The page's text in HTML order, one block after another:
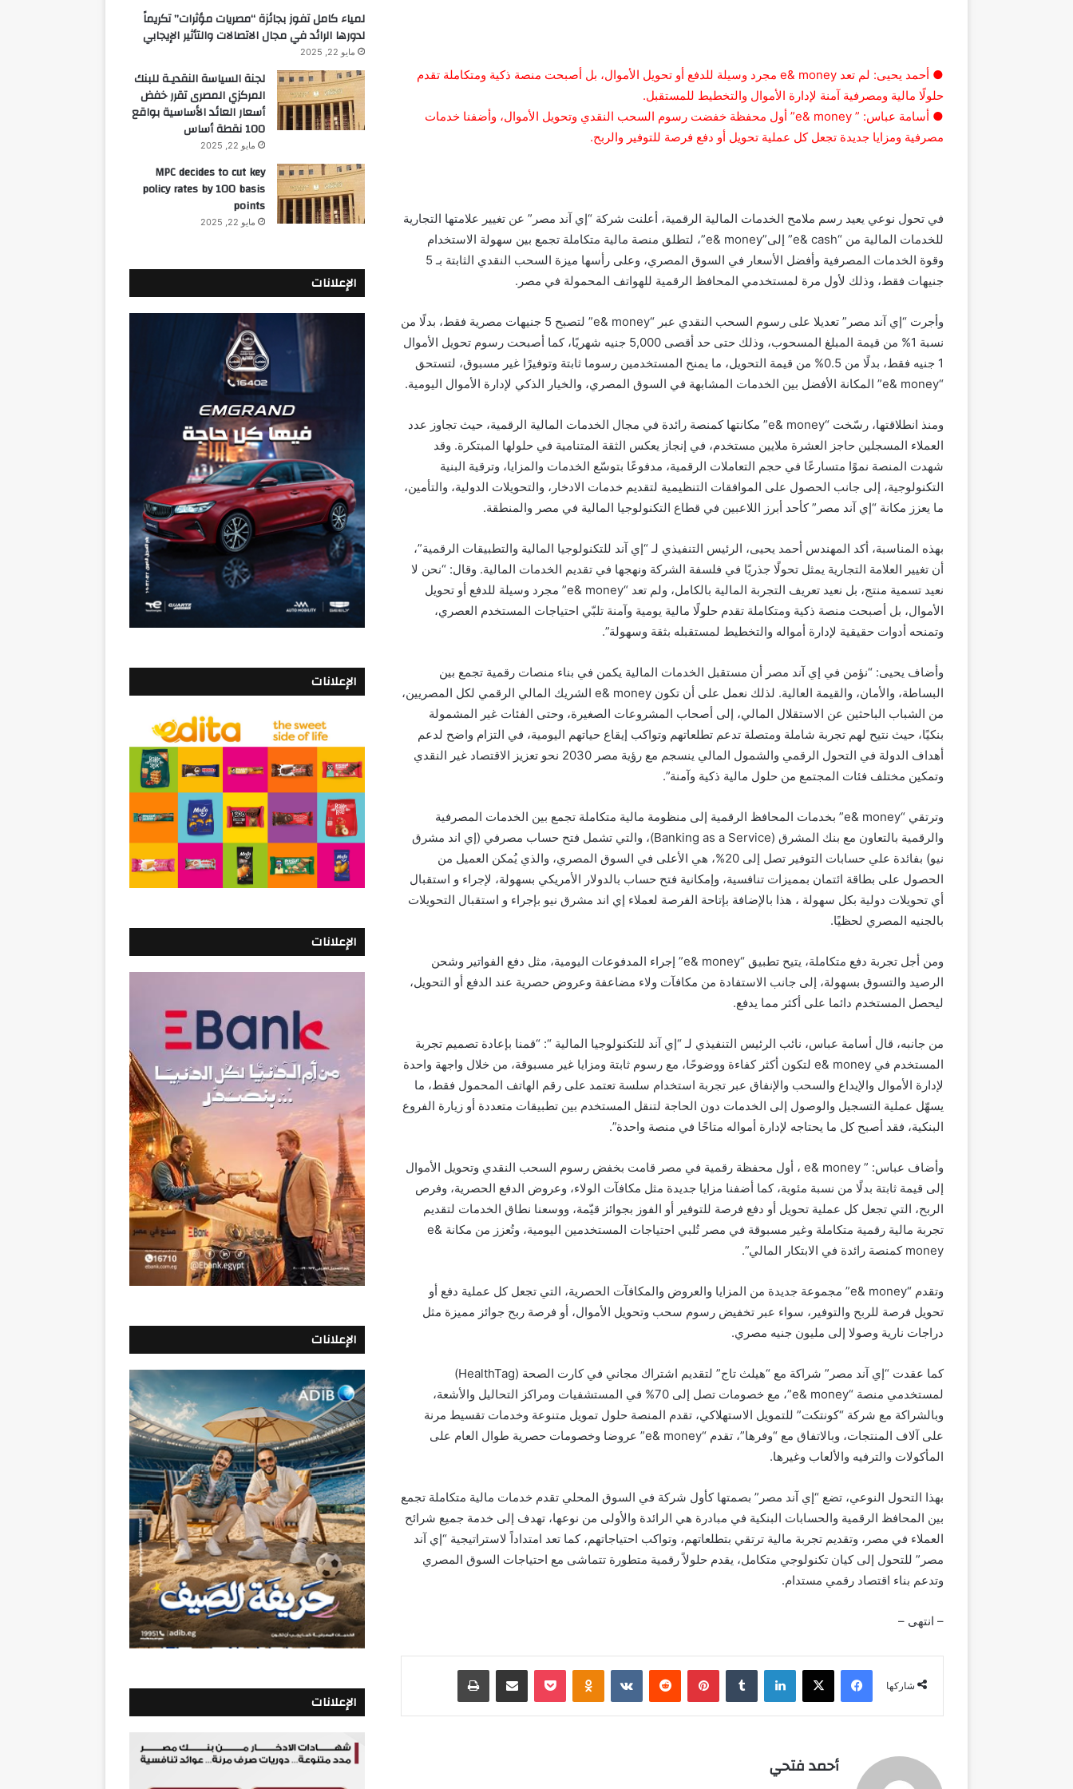
● أحمد يحيى: لم تعد e& money مجرد وسيلة للدفع أو تحويل الأموال، بل أصبحت منصة ذكية ومتكاملة تقدم
حلولًا مالية ومصرفية آمنة لإدارة الأموال والتخطيط للمستقبل.
● أسامة عباس: ” e& money” أول محفظة خفضت رسوم السحب النقدي وتحويل الأموال، وأضفنا خدمات
مصرفية ومزايا جديدة تجعل كل عملية تحويل أو دفع فرصة للتوفير والربح.
في تحول نوعي يعيد رسم ملامح الخدمات المالية الرقمية، أعلنت شركة “إي آند مصر” عن تغيير علامتها التجارية
للخدمات المالية من “e& cash” إلى”e& money”، لتطلق منصة مالية متكاملة تجمع بين سهولة الاستخدام
وقوة الخدمات المصرفية وأفضل الأسعار في السوق المصري، وعلى رأسها ميزة السحب النقدي الثابتة بـ 5
جنيهات فقط، وذلك لأول مرة لمستخدمي المحافظ الرقمية للهواتف المحمولة في مصر.
وأجرت “إي آند مصر” تعديلا على رسوم السحب النقدي عبر “e& money” لتصبح 5 جنيهات مصرية فقط، بدلًا من
نسبة 1% من قيمة المبلغ المسحوب، وذلك حتى حد أقصى 5,000 جنيه شهريًا، كما أصبحت رسوم تحويل الأموال
1 جنيه فقط، بدلًا من 0.5% من قيمة التحويل، ما يمنح المستخدمين رسوما ثابتة وتوفيرًا غير مسبوق، لتستحق
“e& money” المكانة الأفضل بين الخدمات المشابهة في السوق المصري، والخيار الذكي لإدارة الأموال اليومية.
ومنذ انطلاقتها، رسّخت “e& money” مكانتها كمنصة رائدة في مجال الخدمات المالية الرقمية، حيث تجاوز عدد
العملاء المسجلين حاجز العشرة ملايين مستخدم، في إنجاز يعكس الثقة المتنامية في حلولها المبتكرة. وقد
شهدت المنصة نموًا متسارعًا في حجم التعاملات الرقمية، مدفوعًا بتوسّع الخدمات والمزايا، وترقية البنية
التكنولوجية، إلى جانب الحصول على الموافقات التنظيمية لتقديم خدمات الادخار، والتحويلات الدولية، والتأمين،
ما يعزز مكانة “إي آند مصر” كأحد أبرز اللاعبين في قطاع التكنولوجيا المالية في مصر والمنطقة.
بهذه المناسبة، أكد المهندس أحمد يحيى، الرئيس التنفيذي لـ “إي آند للتكنولوجيا المالية والتطبيقات الرقمية”،
أن تغيير العلامة التجارية يمثل تحولًا جذريًا في فلسفة الشركة ونهجها في تقديم الخدمات المالية. وقال: “نحن لا
نعيد تسمية منتج، بل نعيد تعريف التجربة المالية بالكامل، ولم تعد “e& money” مجرد وسيلة للدفع أو تحويل
الأموال، بل أصبحت منصة ذكية ومتكاملة تقدم حلولًا مالية يومية وآمنة تلبّي احتياجات المستخدم العصري،
وتمنحه أدوات حقيقية لإدارة أمواله والتخطيط لمستقبله بثقة وسهولة”.
وأضاف يحيى: “نؤمن في إي آند مصر أن مستقبل الخدمات المالية يكمن في بناء منصات رقمية تجمع بين
البساطة، والأمان، والقيمة العالية. لذلك نعمل على أن تكون e& money الشريك المالي الرقمي لكل المصريين،
من الشباب الباحثين عن الاستقلال المالي، إلى أصحاب المشروعات الصغيرة، وحتى الفئات غير المشمولة
بنكيًا، حيث نتيح لهم تجربة شاملة ومتصلة تدعم تطلعاتهم وتواكب إيقاع حياتهم اليومية، في التزام واضح لدعم
أهداف الدولة في التحول الرقمي والشمول المالي ينسجم مع رؤية مصر 2030 نحو تعزيز الاقتصاد غير النقدي
وتمكين مختلف فئات المجتمع من حلول مالية ذكية وآمنة”.
وترتقي “e& money” بخدمات المحافظ الرقمية إلى منظومة مالية متكاملة تجمع بين الخدمات المصرفية
والرقمية بالتعاون مع بنك المشرق (Banking as a Service)، والتي تشمل فتح حساب مصرفي (إي اند مشرق
نيو) بفائدة علي حسابات التوفير تصل إلى 20%، هي الأعلى في السوق المصري، والذي يُمكن العميل من
الحصول على بطاقة ائتمان بمميزات تنافسية، وإمكانية فتح حساب بالدولار الأمريكي بسهولة، لإجراء و استقبال
أي تحويلات دولية بكل سهولة ، هذا بالإضافة بإتاحة الفرصة لعملاء إي اند مشرق نيو بإجراء و استقبال التحويلات
بالجنيه المصري لحظيًا.
ومن أجل تجربة دفع متكاملة، يتيح تطبيق “e& money” إجراء المدفوعات اليومية، مثل دفع الفواتير وشحن
الرصيد والتسوق بسهولة، إلى جانب الاستفادة من مكافآت ولاء مضاعفة وعروض حصرية عند الدفع أو التحويل،
ليحصل المستخدم دائما على أكثر مما يدفع.
من جانبه، قال أسامة عباس، نائب الرئيس التنفيذي لـ “إي آند للتكنولوجيا المالية “: “قمنا بإعادة تصميم تجربة
المستخدم في e& money لتكون أكثر كفاءة ووضوحًا، مع رسوم ثابتة ومزايا غير مسبوقة، من خلال واجهة واحدة
لإدارة الأموال والإيداع والسحب والإنفاق عبر تجربة استخدام سلسة تعتمد على رقم الهاتف المحمول فقط، ما
يسهّل عملية التسجيل والوصول إلى الخدمات دون الحاجة لتنقل المستخدم بين تطبيقات متعددة أو زيارة الفروع
البنكية، فقد أصبح كل ما يحتاجه لإدارة أمواله متاحًا في منصة واحدة”.
وأضاف عباس: ” e& money ، أول محفظة رقمية في مصر قامت بخفض رسوم السحب النقدي وتحويل الأموال
إلى قيمة ثابتة بدلًا من نسبة مئوية، كما أضفنا مزايا جديدة مثل مكافآت الولاء، وعروض الدفع الحصرية، وفرص
الربح، التي تجعل كل عملية تحويل أو دفع فرصة للتوفير أو الفوز بجوائز قيّمة، ووسعنا نطاق الخدمات لتقديم
تجربة مالية رقمية متكاملة وغير مسبوقة في مصر تُلبي احتياجات المستخدمين اليومية، وتُعزز من مكانة e&
money كمنصة رائدة في الابتكار المالي”.
وتقدم “e& money” مجموعة جديدة من المزايا والعروض والمكافآت الحصرية، التي تجعل كل عملية دفع أو
تحويل فرصة للربح والتوفير، سواء عبر تخفيض رسوم سحب وتحويل الأموال، أو فرصة ربح جوائز مميزة مثل
دراجات نارية وصولا إلى مليون جنيه مصري.
كما عقدت “إي آند مصر” شراكة مع “هيلث تاج” لتقديم اشتراك مجاني في كارت الصحة (HealthTag)
لمستخدمي منصة “e& money”، مع خصومات تصل إلى 70% في المستشفيات ومراكز التحاليل والأشعة،
وبالشراكة مع شركة “كونتكت” للتمويل الاستهلاكي، تقدم المنصة حلول تمويل متنوعة وخدمات تقسيط مرنة
على آلاف المنتجات، وبالاتفاق مع “وفرها”، تقدم “e& money” عروضا وخصومات حصرية طوال العام على
المأكولات والترفيه والألعاب وغيرها.
بهذا التحول النوعي، تضع “إي آند مصر” بصمتها كأول شركة في السوق المحلي تقدم خدمات مالية متكاملة تجمع
بين المحافظ الرقمية والحسابات البنكية في مبادرة هي الرائدة والأولى من نوعها، تهدف إلى خدمة جميع شرائح
العملاء في مصر، وتقديم تجربة مالية ترتقي بتطلعاتهم، وتواكب احتياجاتهم، كما تعد امتداداً لاستراتيجية “إي آند
مصر” للتحول إلى كيان تكنولوجي متكامل، يقدم حلولاً رقمية متطورة تتماشى مع احتياجات السوق المصري
وتدعم بناء اقتصاد رقمي مستدام.
– انتهى –
شاركها
فيسبوك ‫X لينكدإن بينتيريست Odnoklassniki
‫Pocket مشاركة عبر البريد طباعة
أحمد فتحي
لمياء كامل تفوز بجائزة “مصريات مؤثرات” تكريماً
لدورها الرائد في مجال الاتصالات والتأثير الإيجابي
مايو 22, 2025
لجنة السياسة النقديـة للبنك
المركزي المصرى تقرر خفض
أسعار العائد الأساسية بواقع
100 نقطة أساس
مايو 22, 2025
MPC decides to cut key
policy rates by 100 basis
points
مايو 22, 2025
الإعلانات
الإعلانات
الإعلانات
الإعلانات
الإعلانات